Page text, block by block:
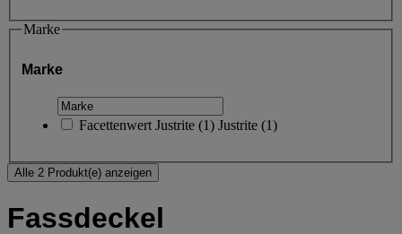
Marke
Marke
Facettenwert Justrite (1) Justrite (1)
Alle 2 Produkt(e) anzeigen
Fassdeckel